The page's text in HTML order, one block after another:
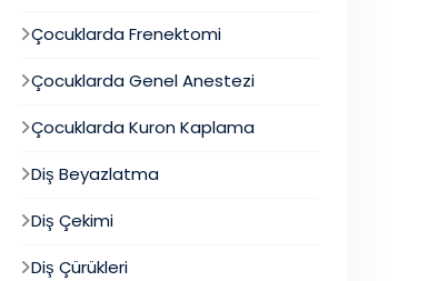
Çocuklarda Frenektomi
Çocuklarda Genel Anestezi
Çocuklarda Kuron Kaplama
Diş Beyazlatma
Diş Çekimi
Diş Çürükleri